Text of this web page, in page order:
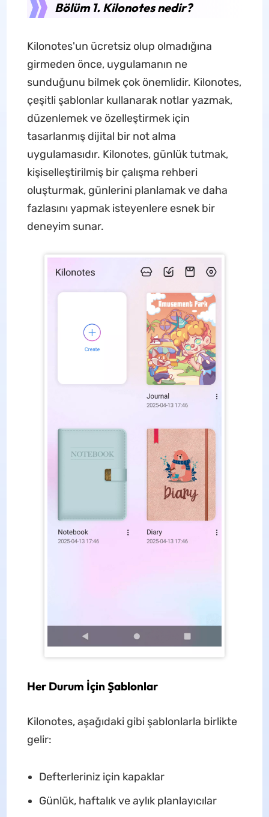
Bölüm 1. Kilonotes nedir?
Kilonotes'un ücretsiz olup olmadığına
girmeden önce, uygulamanın ne
sunduğunu bilmek çok önemlidir. Kilonotes,
çeşitli şablonlar kullanarak notlar yazmak,
düzenlemek ve özelleştirmek için
tasarlanmış dijital bir not alma
uygulamasıdır. Kilonotes, günlük tutmak,
kişiselleştirilmiş bir çalışma rehberi
oluşturmak, günlerini planlamak ve daha
fazlasını yapmak isteyenlere esnek bir
deneyim sunar.
Her Durum İçin Şablonlar
Kilonotes, aşağıdaki gibi şablonlarla birlikte
gelir:
Defterleriniz için kapaklar
Günlük, haftalık ve aylık planlayıcılar